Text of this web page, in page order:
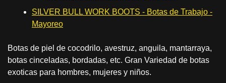
SILVER BULL WORK BOOTS - Botas de Trabajo -
Mayoreo
Botas de piel de cocodrilo, avestruz, anguila, mantarraya,
botas cinceladas, bordadas, etc. Gran Variedad de botas
exoticas para hombres, mujeres y niños.